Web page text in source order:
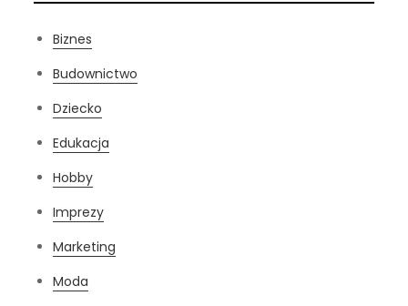
Biznes
Budownictwo
Dziecko
Edukacja
Hobby
Imprezy
Marketing
Moda